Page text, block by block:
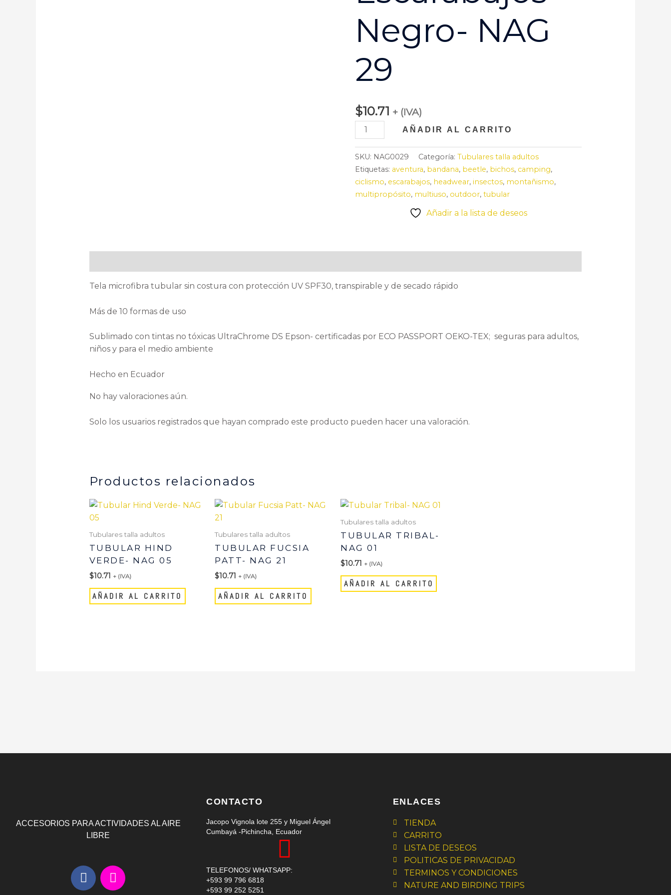
Negro- NAG
29
$10.71 + (IVA)
AÑADIR AL CARRITO
SKU: NAG0029 Categoría:Tubulares talla adultos
Etiquetas: aventura, bandana, beetle, bichos, camping,
ciclismo, escarabajos, headwear,insectos, montañismo,
multipropósito, multiuso, outdoor,tubular
Añadir a la lista de deseos
Tela microfibra tubular sin costura con protección UV SPF30, transpirable y de secado rápido
Más de 10 formas de uso
Sublimado con tintas no tóxicas UltraChrome DS Epson- certificadas por ECO PASSPORT OEKO-TEX; seguras para adultos,
niños y para el medio ambiente
Hecho en Ecuador
No hay valoraciones aún.
Solo los usuarios registrados que hayan comprado este producto pueden hacer una valoración.
Productos relacionados
Tubulares talla adultos
TUBULAR HIND
VERDE- NAG 05
$10.71 + (IVA)
AÑADIR AL CARRITO
Tubulares talla adultos
TUBULAR FUCSIA
PATT- NAG 21
$10.71 + (IVA)
AÑADIR AL CARRITO
Tubulares talla adultos
TUBULAR TRIBAL-
NAG 01
$10.71 + (IVA)
AÑADIR AL CARRITO
ACCESORIOS PARA ACTIVIDADES AL AIRE
LIBRE
F
a
I
n
CONTACTO
Jacopo Vignola lote 255 y Miguel Ángel
Cumbayá -Pichincha, Ecuador
TELEFONOS/ WHATSAPP:
+593 99 796 6818
+593 99 252 5251
ENLACES
TIENDA
CARRITO
LISTA DE DESEOS
POLITICAS DE PRIVACIDAD
TERMINOS Y CONDICIONES
NATURE AND BIRDING TRIPS